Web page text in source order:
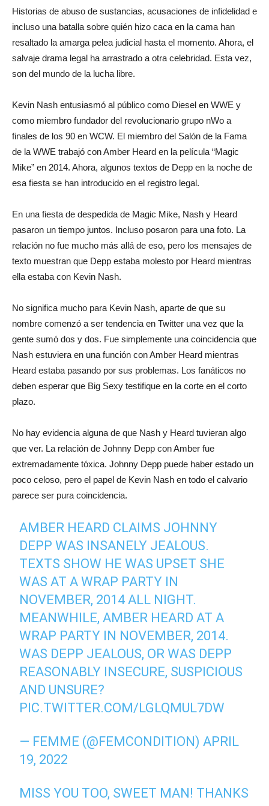
Historias de abuso de sustancias, acusaciones de infidelidad e
incluso una batalla sobre quién hizo caca en la cama han
resaltado la amarga pelea judicial hasta el momento. Ahora, el
salvaje drama legal ha arrastrado a otra celebridad. Esta vez,
son del mundo de la lucha libre.
Kevin Nash entusiasmó al público como Diesel en WWE y
como miembro fundador del revolucionario grupo nWo a
finales de los 90 en WCW. El miembro del Salón de la Fama
de la WWE trabajó con Amber Heard en la película “Magic
Mike” en 2014. Ahora, algunos textos de Depp en la noche de
esa fiesta se han introducido en el registro legal.
En una fiesta de despedida de Magic Mike, Nash y Heard
pasaron un tiempo juntos. Incluso posaron para una foto. La
relación no fue mucho más allá de eso, pero los mensajes de
texto muestran que Depp estaba molesto por Heard mientras
ella estaba con Kevin Nash.
No significa mucho para Kevin Nash, aparte de que su
nombre comenzó a ser tendencia en Twitter una vez que la
gente sumó dos y dos. Fue simplemente una coincidencia que
Nash estuviera en una función con Amber Heard mientras
Heard estaba pasando por sus problemas. Los fanáticos no
deben esperar que Big Sexy testifique en la corte en el corto
plazo.
No hay evidencia alguna de que Nash y Heard tuvieran algo
que ver. La relación de Johnny Depp con Amber fue
extremadamente tóxica. Johnny Depp puede haber estado un
poco celoso, pero el papel de Kevin Nash en todo el calvario
parece ser pura coincidencia.
AMBER HEARD CLAIMS JOHNNY
DEPP WAS INSANELY JEALOUS.
TEXTS SHOW HE WAS UPSET SHE
WAS AT A WRAP PARTY IN
NOVEMBER, 2014 ALL NIGHT.
MEANWHILE, AMBER HEARD AT A
WRAP PARTY IN NOVEMBER, 2014.
WAS DEPP JEALOUS, OR WAS DEPP
REASONABLY INSECURE, SUSPICIOUS
AND UNSURE?
PIC.TWITTER.COM/LGLQMUL7DW
— FEMME (@FEMCONDITION)APRIL
19, 2022
MISS YOU TOO, SWEET MAN! THANKS